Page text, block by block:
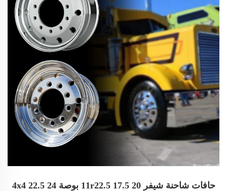
حافات شاحنة شيفر 11r22.5 17.5 20 بوصة 24 22.5 4x4